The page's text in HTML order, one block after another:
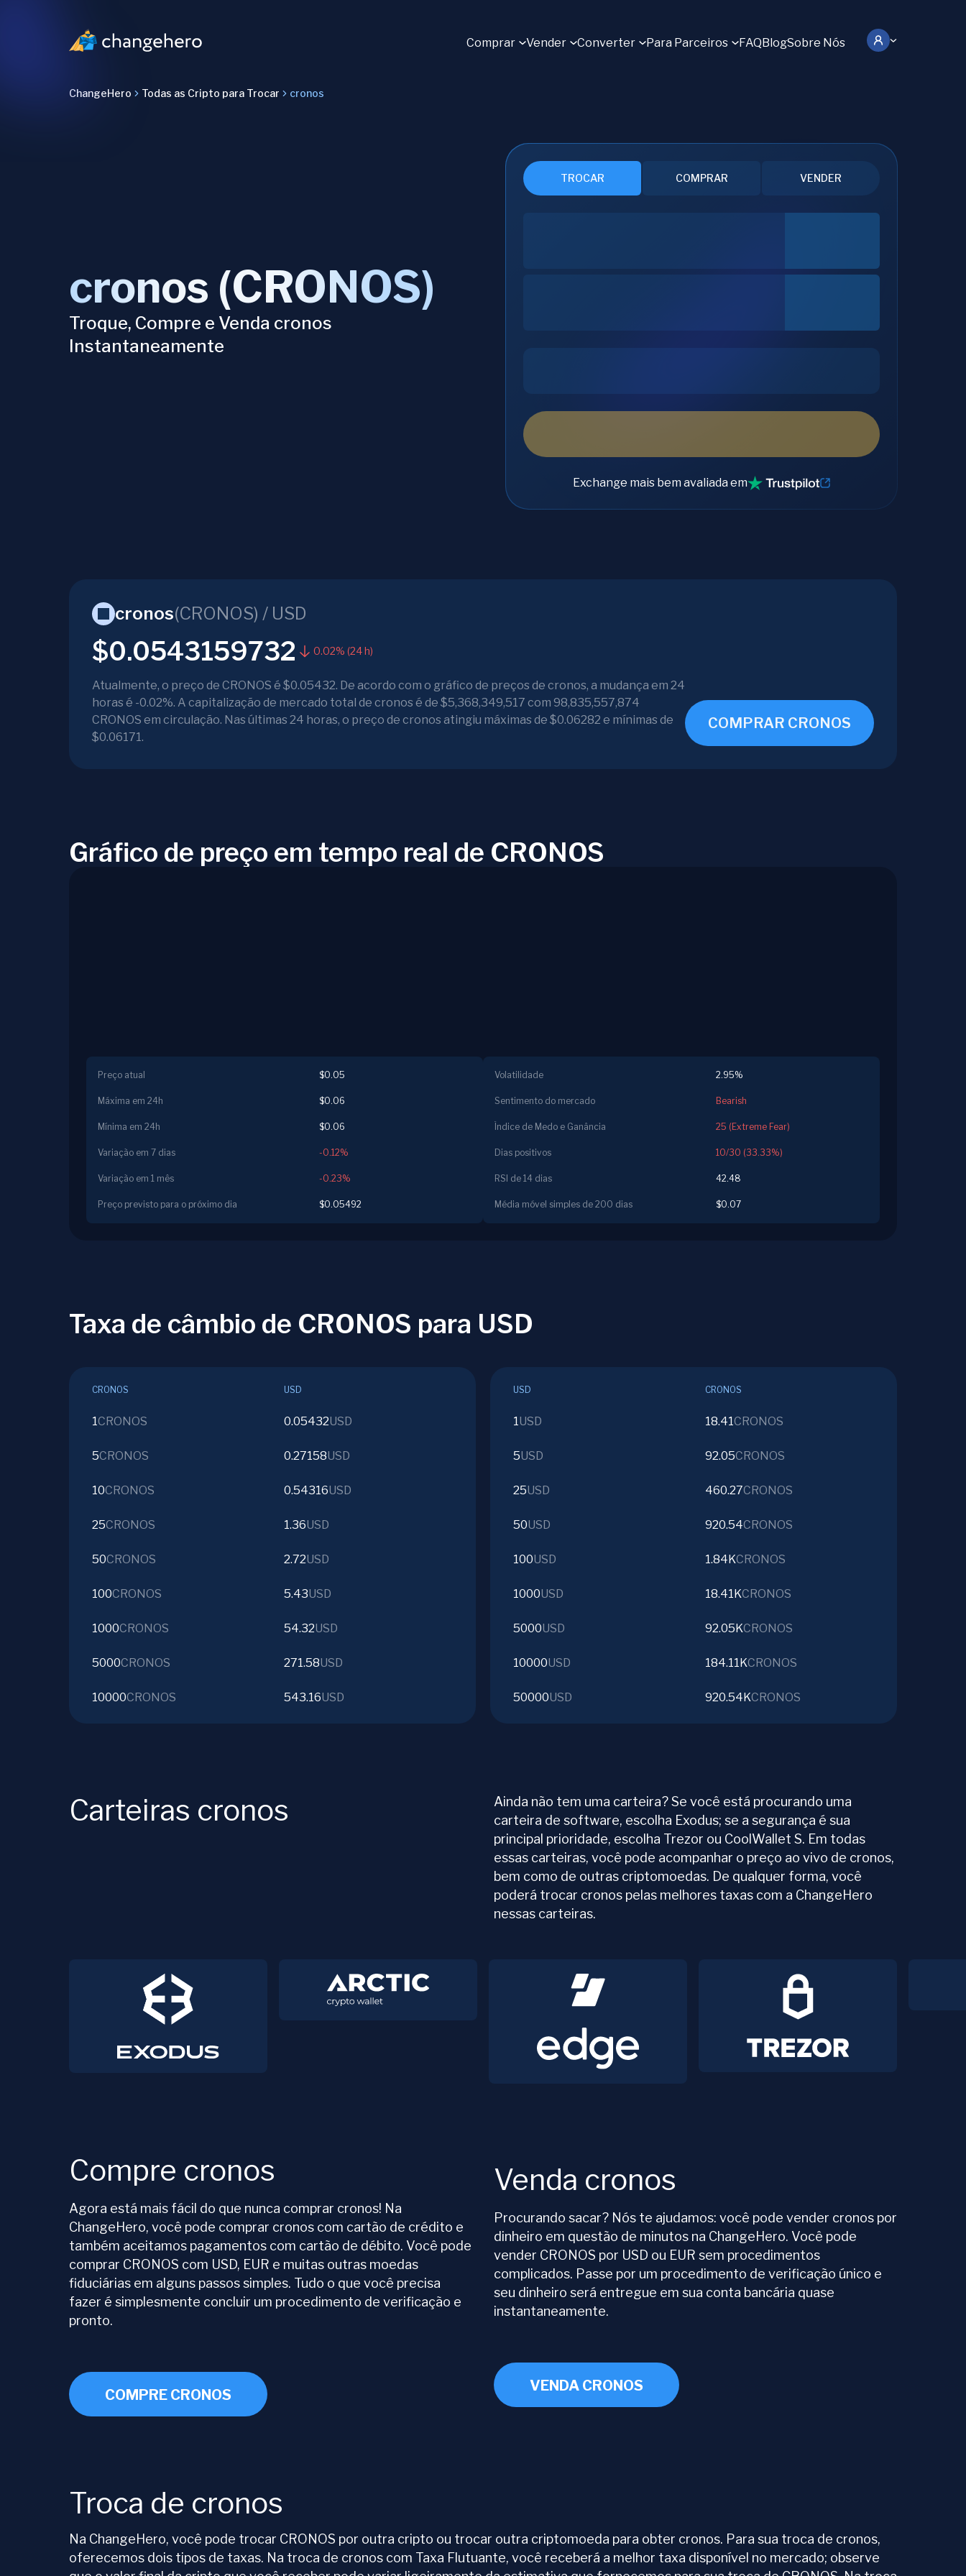
Comprar Vender Converter Para Parceiros FAQBlogSobre Nós
ChangeHero Todas as Cripto para Trocar cronos
cronos (CRONOS)
Troque, Compre e Venda cronos
Instantaneamente
TROCAR COMPRAR VENDER
Exchange mais bem avaliada em
cronos(CRONOS) / USD
$0.0543159732 0.02% (24 h)
Atualmente, o preço de CRONOS é $0.05432. De acordo com o gráfico de preços de cronos, a mudança em 24
horas é -0.02%. A capitalização de mercado total de cronos é de $5,368,349,517 com 98,835,557,874
CRONOS em circulação. Nas últimas 24 horas, o preço de cronos atingiu máximas de $0.06282 e mínimas de
$0.06171.
COMPRAR CRONOS
Gráfico de preço em tempo real de CRONOS
Preço atual $0.05
Máxima em 24h $0.06
Mínima em 24h $0.06
Variação em 7 dias -0.12%
Variação em 1 mês -0.23%
Preço previsto para o próximo dia $0.05492
Volatilidade 2.95%
Sentimento do mercado Bearish
Índice de Medo e Ganância 25 (Extreme Fear)
Dias positivos 10/30 (33.33%)
RSI de 14 dias 42.48
Média móvel simples de 200 dias $0.07
Taxa de câmbio de CRONOS para USD
CRONOS USD
1CRONOS 0.05432USD
5CRONOS 0.27158USD
10CRONOS 0.54316USD
25CRONOS 1.36USD
50CRONOS 2.72USD
100CRONOS 5.43USD
1000CRONOS 54.32USD
5000CRONOS 271.58USD
10000CRONOS 543.16USD
USD CRONOS
1USD 18.41CRONOS
5USD 92.05CRONOS
25USD 460.27CRONOS
50USD 920.54CRONOS
100USD 1.84KCRONOS
1000USD 18.41KCRONOS
5000USD 92.05KCRONOS
10000USD 184.11KCRONOS
50000USD 920.54KCRONOS
Carteiras cronos
Ainda não tem uma carteira? Se você está procurando uma
carteira de software, escolha Exodus; se a segurança é sua
principal prioridade, escolha Trezor ou CoolWallet S. Em todas
essas carteiras, você pode acompanhar o preço ao vivo de cronos,
bem como de outras criptomoedas. De qualquer forma, você
poderá trocar cronos pelas melhores taxas com a ChangeHero
nessas carteiras.
Compre cronos
Agora está mais fácil do que nunca comprar cronos! Na
ChangeHero, você pode comprar cronos com cartão de crédito e
também aceitamos pagamentos com cartão de débito. Você pode
comprar CRONOS com USD, EUR e muitas outras moedas
fiduciárias em alguns passos simples. Tudo o que você precisa
fazer é simplesmente concluir um procedimento de verificação e
pronto.
COMPRE CRONOS
Venda cronos
Procurando sacar? Nós te ajudamos: você pode vender cronos por
dinheiro em questão de minutos na ChangeHero. Você pode
vender CRONOS por USD ou EUR sem procedimentos
complicados. Passe por um procedimento de verificação único e
seu dinheiro será entregue em sua conta bancária quase
instantaneamente.
VENDA CRONOS
Troca de cronos
Na ChangeHero, você pode trocar CRONOS por outra cripto ou trocar outra criptomoeda para obter cronos. Para sua troca de cronos,
oferecemos dois tipos de taxas. Na troca de cronos com Taxa Flutuante, você receberá a melhor taxa disponível no mercado; observe